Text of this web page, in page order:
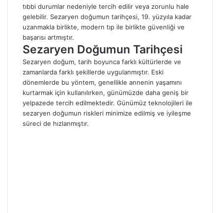
tıbbi durumlar nedeniyle tercih edilir veya zorunlu hale
gelebilir. Sezaryen doğumun tarihçesi, 19. yüzyıla kadar
uzanmakla birlikte, modern tıp ile birlikte güvenliği ve
başarısı artmıştır.
Sezaryen Doğumun Tarihçesi
Sezaryen doğum, tarih boyunca farklı kültürlerde ve
zamanlarda farklı şekillerde uygulanmıştır. Eski
dönemlerde bu yöntem, genellikle annenin yaşamını
kurtarmak için kullanılırken, günümüzde daha geniş bir
yelpazede tercih edilmektedir. Günümüz teknolojileri ile
sezaryen doğumun riskleri minimize edilmiş ve iyileşme
süreci de hızlanmıştır.